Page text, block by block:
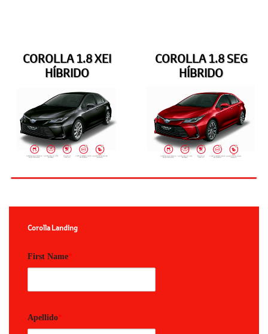
COROLLA 1.8 XEI
HÍBRIDO
COROLLA 1.8 SEG
HÍBRIDO
Corolla Landing
First Name*
Apellido*